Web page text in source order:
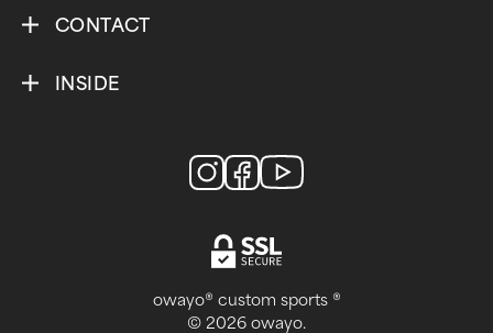
CONTACT
INSIDE
owayo® custom sports ®
© 2026 owayo.